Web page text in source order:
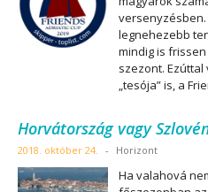
versenyzésben.
legnehezebb
mindig is
szezont.
„tesója” is, a
Horvátország vagy
2018. október 24. - Horizont
Ha valahová